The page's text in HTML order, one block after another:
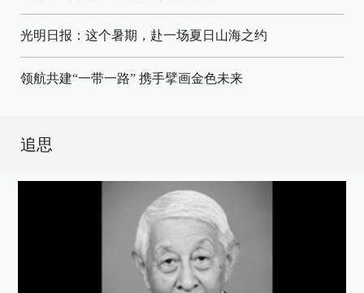
光明日报：这个暑期，赴一场夏日山海之约
领航共建“一带一路” 携手擘画金色未来
追思